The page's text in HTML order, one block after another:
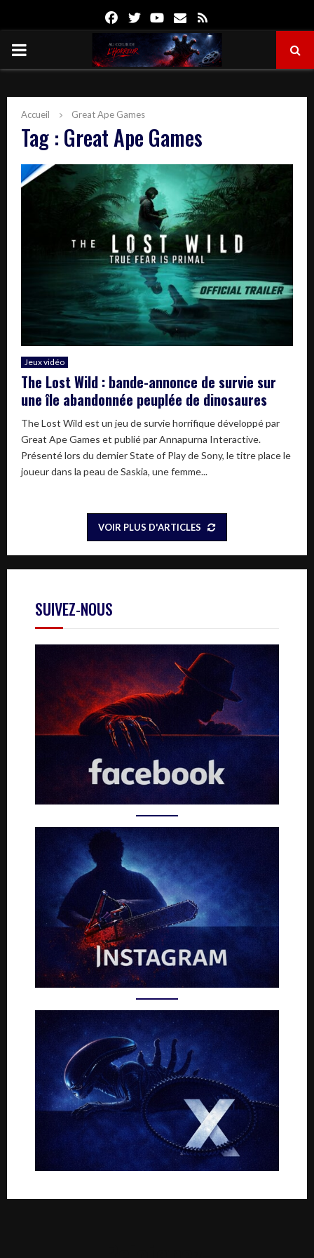
FacebookTwitterYoutube
Email
PRIMARY
Accueil Great Ape Games
Tag : Great Ape Games
Jeux vidéo
The Lost Wild : bande-annonce de survie sur
une île abandonnée peuplée de dinosaures
The Lost Wild est un jeu de survie horrifique développé par
Great Ape Games et publié par Annapurna Interactive.
Présenté lors du dernier State of Play de Sony, le titre place le
joueur dans la peau de Saskia, une femme...
VOIR PLUS D'ARTICLES
SUIVEZ-NOUS